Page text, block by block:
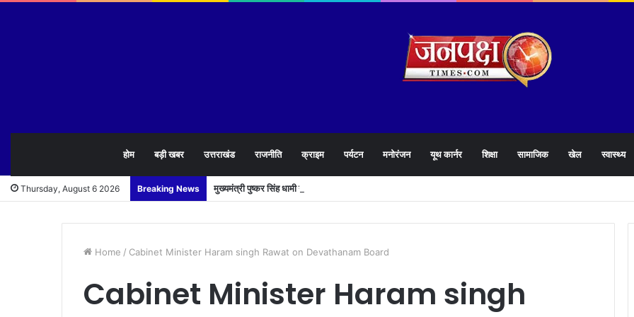
होम बड़ी खबर उत्तराखंड राजनीति क्राइम पर्यटन मनोरंजन यूथ कार्नर शिक्षा सामाजिक खेल स्वास्थ्य
Thursday, August 6 2026 Breaking News मुख्यमंत्री पुष्कर सिंह धामी ने 1905 हेल्पलाइन की समीक्षा के दौरान लापरवाह अधिकारियों को लगाई फटकार
Home / Cabinet Minister Haram singh Rawat on Devathanam Board
Cabinet Minister Haram singh